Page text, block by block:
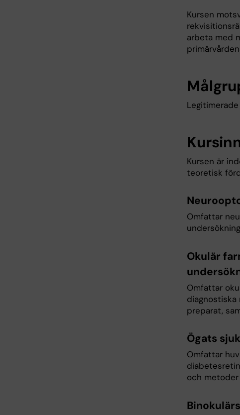
Kursen
arbeta med
Kursen är
teoretisk
Omfattar
Okulär
Omfattar
diagnostiska
preparat,
Ögats
Omfattar
och